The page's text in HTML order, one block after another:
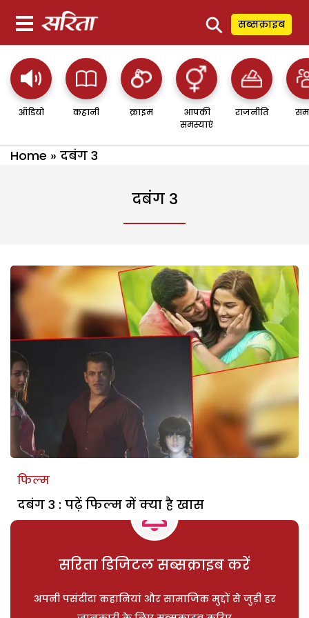
⚲ सब्सक्राइब
ऑडियो कहानी क्राइम
आपकी
समस्याएं
राजनीति
Home » दबंग 3
दबंग 3
फिल्म
दबंग 3 : पढ़ें फिल्म में क्या है खास
सरिता डिजिटल सब्सक्राइब करें
अपनी पसंदीदा कहानियां और सामाजिक मुद्दों से जुड़ी हर